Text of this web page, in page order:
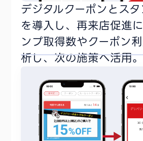
デジタルクーポンとス
を導入し、再来店促進
ンプ取得数やクーポン
析し、次の施策へ活用。